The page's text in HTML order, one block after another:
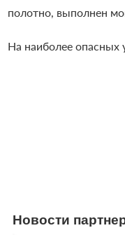
полотно, выполнен
На наиболее опасных
Новости